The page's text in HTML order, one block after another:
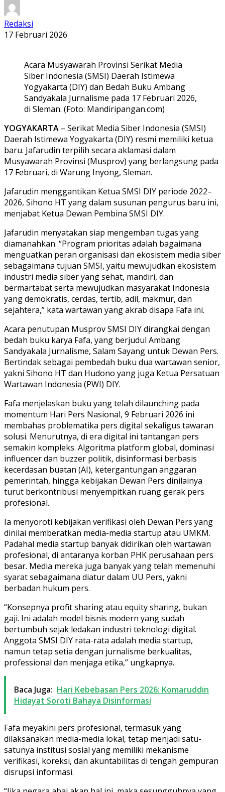
Redaksi
17 Februari 2026
Acara Musyawarah Provinsi Serikat Media
Siber Indonesia (SMSI) Daerah Istimewa
Yogyakarta (DIY) dan Bedah Buku Ambang
Sandyakala Jurnalisme pada 17 Februari 2026,
di Sleman. (Foto: Mandiripangan.com)
YOGYAKARTA – Serikat Media Siber Indonesia (SMSI)
Daerah Istimewa Yogyakarta (DIY) resmi memiliki ketua
baru. Jafarudin terpilih secara aklamasi dalam
Musyawarah Provinsi (Musprov) yang berlangsung pada
17 Februari, di Warung Inyong, Sleman.
Jafarudin menggantikan Ketua SMSI DIY periode 2022–
2026, Sihono HT yang dalam susunan pengurus baru ini,
menjabat Ketua Dewan Pembina SMSI DIY.
Jafarudin menyatakan siap mengemban tugas yang
diamanahkan. “Program prioritas adalah bagaimana
menguatkan peran organisasi dan ekosistem media siber
sebagaimana tujuan SMSI, yaitu mewujudkan ekosistem
industri media siber yang sehat, mandiri, dan
bermartabat serta mewujudkan masyarakat Indonesia
yang demokratis, cerdas, tertib, adil, makmur, dan
sejahtera,” kata wartawan yang akrab disapa Fafa ini.
Acara penutupan Musprov SMSI DIY dirangkai dengan
bedah buku karya Fafa, yang berjudul Ambang
Sandyakala Jurnalisme, Salam Sayang untuk Dewan Pers.
Bertindak sebagai pembedah buku dua wartawan senior,
yakni Sihono HT dan Hudono yang juga Ketua Persatuan
Wartawan Indonesia (PWI) DIY.
Fafa menjelaskan buku yang telah dilaunching pada
momentum Hari Pers Nasional, 9 Februari 2026 ini
membahas problematika pers digital sekaligus tawaran
solusi. Menurutnya, di era digital ini tantangan pers
semakin kompleks. Algoritma platform global, dominasi
influencer dan buzzer politik, disinformasi berbasis
kecerdasan buatan (AI), ketergantungan anggaran
pemerintah, hingga kebijakan Dewan Pers dinilainya
turut berkontribusi menyempitkan ruang gerak pers
profesional.
Ia menyoroti kebijakan verifikasi oleh Dewan Pers yang
dinilai memberatkan media-media startup atau UMKM.
Padahal media startup banyak didirikan oleh wartawan
profesional, di antaranya korban PHK perusahaan pers
besar. Media mereka juga banyak yang telah memenuhi
syarat sebagaimana diatur dalam UU Pers, yakni
berbadan hukum pers.
“Konsepnya profit sharing atau equity sharing, bukan
gaji. Ini adalah model bisnis modern yang sudah
bertumbuh sejak ledakan industri teknologi digital.
Anggota SMSI DIY rata-rata adalah media startup,
namun tetap setia dengan jurnalisme berkualitas,
professional dan menjaga etika,” ungkapnya.
Baca Juga: Hari Kebebasan Pers 2026: Komaruddin
Hidayat Soroti Bahaya Disinformasi
Fafa meyakini pers profesional, termasuk yang
dilaksanakan media-media lokal, tetap menjadi satu-
satunya institusi sosial yang memiliki mekanisme
verifikasi, koreksi, dan akuntabilitas di tengah gempuran
disrupsi informasi.